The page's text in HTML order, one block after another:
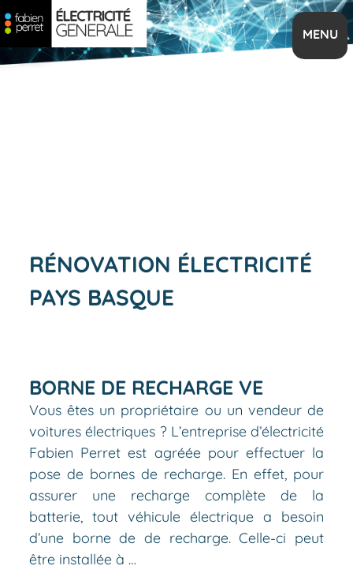
au
contenu
principal
MENU
RÉNOVATION ÉLECTRICITÉ
PAYS BASQUE
BORNE DE RECHARGE VE
Vous êtes un propriétaire ou un vendeur de
voitures électriques ? L’entreprise d’électricité
Fabien Perret est agréée pour effectuer la
pose de bornes de recharge. En effet, pour
assurer une recharge complète de la
batterie, tout véhicule électrique a besoin
d’une borne de de recharge. Celle-ci peut
être installée à …